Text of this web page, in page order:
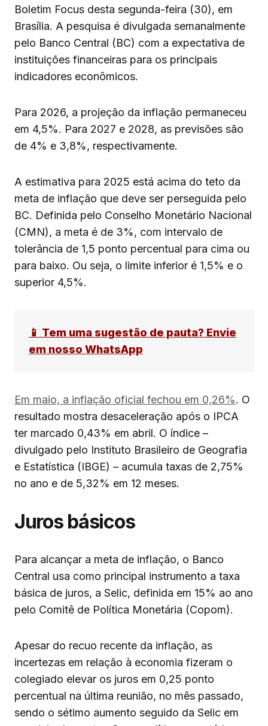
Boletim Focus desta segunda-feira (30), em
Brasília. A pesquisa é divulgada semanalmente
pelo Banco Central (BC) com a expectativa de
instituições financeiras para os principais
indicadores econômicos.
Para 2026, a projeção da inflação permaneceu
em 4,5%. Para 2027 e 2028, as previsões são
de 4% e 3,8%, respectivamente.
A estimativa para 2025 está acima do teto da
meta de inflação que deve ser perseguida pelo
BC. Definida pelo Conselho Monetário Nacional
(CMN), a meta é de 3%, com intervalo de
tolerância de 1,5 ponto percentual para cima ou
para baixo. Ou seja, o limite inferior é 1,5% e o
superior 4,5%.
📱 Tem uma sugestão de pauta? Envie
em nosso WhatsApp
Em maio, a inflação oficial fechou em 0,26%. O
resultado mostra desaceleração após o IPCA
ter marcado 0,43% em abril. O índice –
divulgado pelo Instituto Brasileiro de Geografia
e Estatística (IBGE) – acumula taxas de 2,75%
no ano e de 5,32% em 12 meses.
Juros básicos
Para alcançar a meta de inflação, o Banco
Central usa como principal instrumento a taxa
básica de juros, a Selic, definida em 15% ao ano
pelo Comitê de Política Monetária (Copom).
Apesar do recuo recente da inflação, as
incertezas em relação à economia fizeram o
colegiado elevar os juros em 0,25 ponto
percentual na última reunião, no mês passado,
sendo o sétimo aumento seguido da Selic em